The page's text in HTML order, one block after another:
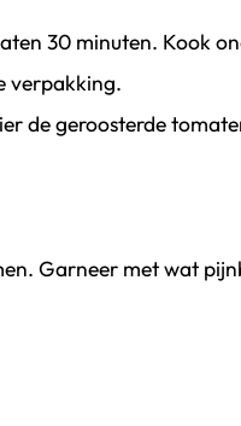
30 minuten. Kook
verpakking.
de geroosterde
Garneer met wat